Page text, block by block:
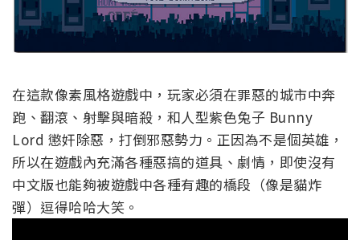
在這款像素風格遊戲中，玩家必須在罪惡的城市中奔
跑、翻滾、射擊與暗殺，和人型紫色兔子 Bunny
Lord 懲奸除惡，打倒邪惡勢力。正因為不是個英雄，
所以在遊戲內充滿各種惡搞的道具、劇情，即使沒有
中文版也能夠被遊戲中各種有趣的橋段（像是貓炸
彈）逗得哈哈大笑。